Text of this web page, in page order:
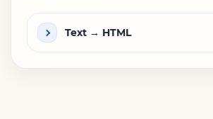
Text → HTML